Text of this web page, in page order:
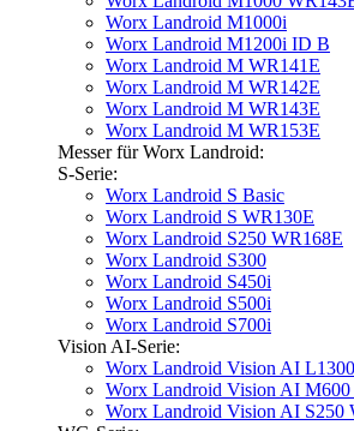
Worx Landroid M1000i
Worx Landroid M1200i ID B
Worx Landroid M WR141E
Worx Landroid M WR142E
Worx Landroid M WR143E
Worx Landroid M WR153E
Messer für Worx Landroid:
S-Serie:
Worx Landroid S Basic
Worx Landroid S WR130E
Worx Landroid S250 WR168E
Worx Landroid S300
Worx Landroid S450i
Worx Landroid S500i
Worx Landroid S700i
Vision AI-Serie:
Worx Landroid Vision AI
Worx Landroid Vision AI M600
Worx Landroid Vision AI S250